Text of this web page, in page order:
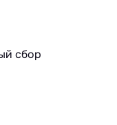
сбор